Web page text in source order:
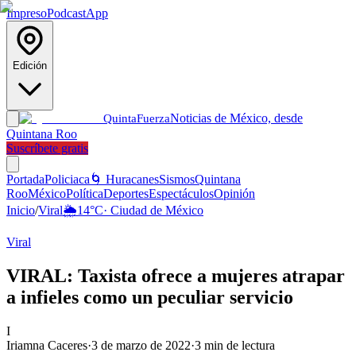
ImpresoPodcastApp
Edición
QuintaFuerzaNoticias de México, desde
Quintana Roo
Suscríbete gratis
PortadaPoliciaca 🌀 HuracanesSismosQuintana
RooMéxicoPolíticaDeportesEspectáculosOpinión
Inicio/Viral🌦️14°C· Ciudad de México
Viral
VIRAL: Taxista ofrece a mujeres atrapar
a infieles como un peculiar servicio
I
Iriamna Caceres·3 de marzo de 2022·3 min de lectura